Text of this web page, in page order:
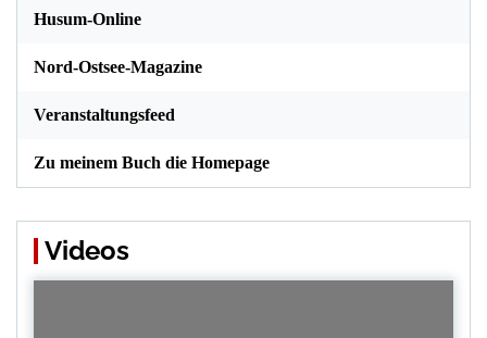
Husum-Online
Nord-Ostsee-Magazine
Veranstaltungsfeed
Zu meinem Buch die Homepage
Videos